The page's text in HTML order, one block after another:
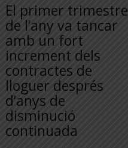
El primer trimestre
de l’any va tancar
amb un fort
increment dels
contractes de
lloguer després
d’anys de
disminució
continuada